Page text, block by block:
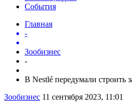
События
Главная
-
Зообизнес
-
В Nestlé передумали строить
Зообизнес 11 сентября 2023, 11:01